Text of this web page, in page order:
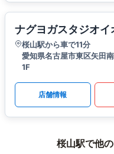
ナグヨガスタジオ
桜山駅から車で11分
愛知県名古屋市東区矢田
1F
店舗情報
桜山駅で他